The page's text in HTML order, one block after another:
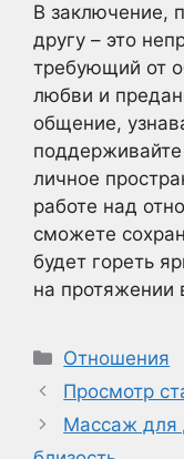
В заключение,
другу – это
требующий от
любви и
общение,
личное
работе над
сможете
будет гореть
на протяжении
Рубрики
Отношения
Просмотр
Массаж для